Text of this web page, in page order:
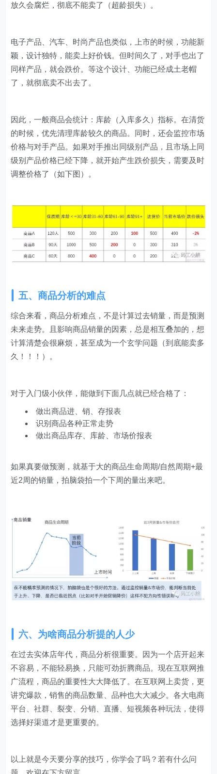
放久会腐烂，彻底不能卖了（超龄损失）。
电子产品、汽车、时尚产品也类似，上市的时候，功能新
颖，设计独特，能卖上好价钱。但时间久了，对手也出了
同样产品，就会跌价。等这个设计、功能已经成土老帽
了，就彻底卖不出去了。
因此，一般商品会统计：库龄（入库多久）指标。在清货
的时候，优先清理库龄较久的商品。同时，还会监控市场
价格与对手产品。如果对手推出同级别产品，且市场上同
级别产品价格已经下降，就开始产生跌价损失，需要及时
调整价格了（如下图）。
五、商品分析的难点
综合来看，商品分析难点，不是计算过去销量，而是预测
未来走势。且影响商品销量的因素，总是相互叠加的，想
计算清楚会很麻烦，甚至成为一个玄学问题（到底能卖多
久！！！）。
对于入门级小伙伴，能做到下面几点就已经合格了：
做出商品进、销、存报表
识别商品各种正常走势
做出商品库存、库龄、市场价报表
如果真要做预测，就基于大的商品生命周期/自然周期+最
近2周的销量，拍脑袋拍一个下周的量出来吧。
六、为啥商品分析提的人少
在过去实体店年代，商品分析很重要。因为一个店开起来
不容易，不能轻易换，只能可劲折腾商品。现在互联网推
广流程，商品的重要性大大降低了。在互联网上卖货，更
讲究爆款，销售的商品数量、品种也大大减少。各大电商
平台、社群、裂变、分销、直播、短视频各种玩法，使得
选择好渠道才是更重要的。
以上就是今天要分享的技巧，你学会了吗？若有什么问